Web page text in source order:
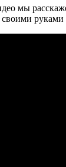
мы